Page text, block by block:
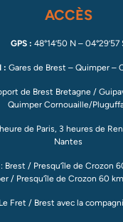
ACCÈS
GPS : 48°14’50 N – 04°29’57
: Gares de Brest – Quimper –
de Brest Bretagne /
Quimper Cornouaille/
de Paris, 3 heures de
Nantes
: Brest / Presqu’île de Crozon
/ Presqu’île de Crozon 60
Le Fret / Brest avec la